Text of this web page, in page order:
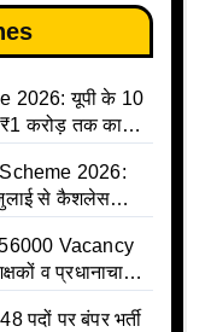
2026: यूपी के 10
₹1 करोड़ तक का
2026:
जुलाई से कैशलेस
Vacancy
व प्रधानाचार्यों
पर बंपर भर्ती